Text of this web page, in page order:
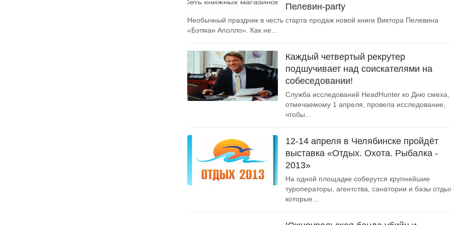
Пелевин-party
Необычный праздник в честь старта продаж новой книги Виктора Пелевина
«Бэтман Аполло». Как не...
Каждый четвертый рекрутер
подшучивает над соискателями на
собеседовании!
Служба исследований HeadHunter ко Дню смеха,
отмечаемому 1 апреля, провела исследование,
чтобы...
12-14 апреля в Челябинске пройдёт
выставка «Отдых. Охота. Рыбалка -
2013»
На одной площадке соберутся крупнейшие
туроператоры, агентства, санатории и базы
которые...